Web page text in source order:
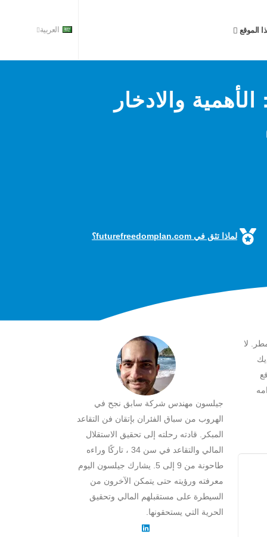
الموقع العربية
صندوق الأيام الممطرة 101: الأهمية والادخار
لماذا تثق في futurefreedomplan.com؟
لا
جيلسون مهندس شركة سابق نجح في
الهروب من سباق الفئران بإتقان فن التقاعد
المبكر. قادته رحلته إلى تحقيق الاستقلال
المالي والتقاعد في سن 34 ، تاركًا وراءه
طاحونة من 9 إلى 5. يشارك جيلسون اليوم
معرفته ورؤيته حتى يتمكن الآخرون من
السيطرة على مستقبلهم المالي وتحقيق
الحرية التي يستحقونها.